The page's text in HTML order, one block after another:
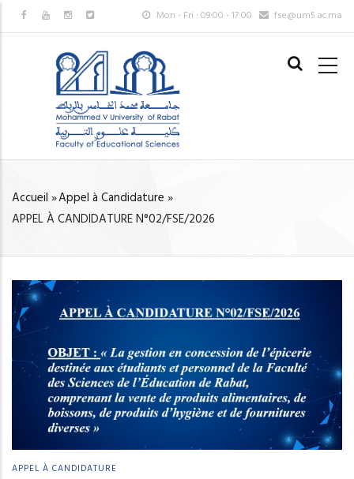
Aller
au
Mon - Fri : 09:00 - 17:00 fse@um5.ac.ma
MAIN
FIL
D'ARIANE
Accueil »Appel à Candidature »
APPEL À CANDIDATURE N°02/FSE/2026
APPEL À CANDIDATURE